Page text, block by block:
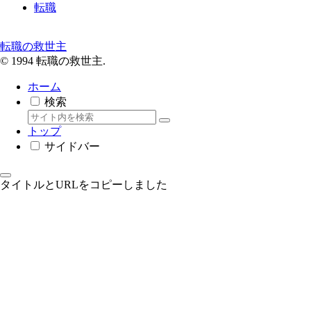
転職
転職の救世主
© 1994 転職の救世主.
ホーム
検索
トップ
サイドバー
タイトルとURLをコピーしました